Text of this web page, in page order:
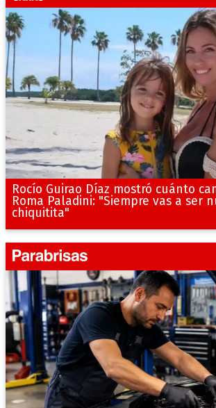
Rocío Guirao Díaz mostró cuánto
Roma Paladini: "Siempre vas a ser
chiquitita"